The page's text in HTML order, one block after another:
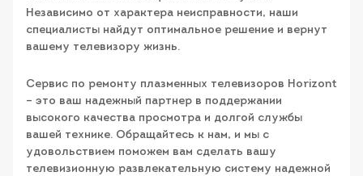
Независимо от характера неисправности, наши
специалисты найдут оптимальное решение и вернут
вашему телевизору жизнь.
Сервис по ремонту плазменных телевизоров Horizont
– это ваш надежный партнер в поддержании
высокого качества просмотра и долгой службы
вашей технике. Обращайтесь к нам, и мы с
удовольствием поможем вам сделать вашу
телевизионную развлекательную систему надежной